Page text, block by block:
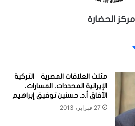
مركز الحضارة
مثلث العلاقات المصرية – التركية –
الإيرانية المحددات، المسارات،
الآفاق أ.د. حسنين توفيق إبراهيم
27 فبراير، 2013